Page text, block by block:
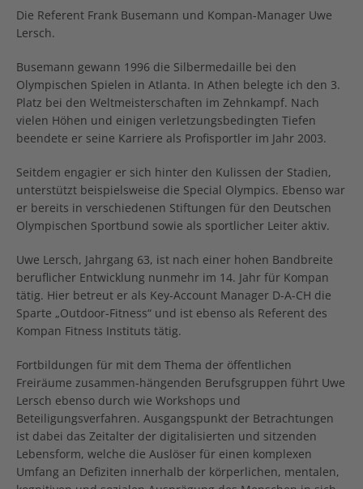
Die Referent Frank Busemann und Kompan-Manager Uwe
Lersch.
Busemann gewann 1996 die Silbermedaille bei den
Olympischen Spielen in Atlanta. In Athen belegte ich den 3.
Platz bei den Weltmeisterschaften im Zehnkampf. Nach
vielen Höhen und einigen verletzungsbedingten Tiefen
beendete er seine Karriere als Profisportler im Jahr 2003.
Seitdem engagier er sich hinter den Kulissen der Stadien,
unterstützt beispielsweise die Special Olympics. Ebenso war
er bereits in verschiedenen Stiftungen für den Deutschen
Olympischen Sportbund sowie als sportlicher Leiter aktiv.
Uwe Lersch, Jahrgang 63, ist nach einer hohen Bandbreite
beruflicher Entwicklung nunmehr im 14. Jahr für Kompan
tätig. Hier betreut er als Key-Account Manager D-A-CH die
Sparte „Outdoor-Fitness“ und ist ebenso als Referent des
Kompan Fitness Instituts tätig.
Fortbildungen für mit dem Thema der öffentlichen
Freiräume zusammen-hängenden Berufsgruppen führt Uwe
Lersch ebenso durch wie Workshops und
Beteiligungsverfahren. Ausgangspunkt der Betrachtungen
ist dabei das Zeitalter der digitalisierten und sitzenden
Lebensform, welche die Auslöser für einen komplexen
Umfang an Defiziten innerhalb der körperlichen, mentalen,